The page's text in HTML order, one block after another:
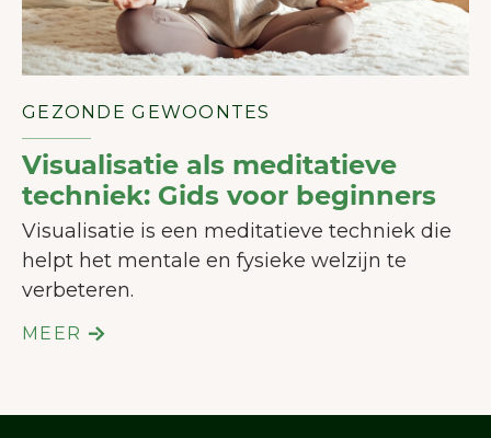
GEZONDE GEWOONTES
Visualisatie als meditatieve
techniek: Gids voor beginners
Visualisatie is een meditatieve techniek die
helpt het mentale en fysieke welzijn te
verbeteren.
MEER